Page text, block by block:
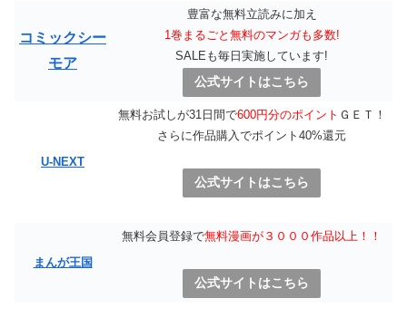
コミックシー
モア
豊富な無料立読みに加え
1巻まるごと無料のマンガも多数!
SALEも毎日実施しています!
公式サイトはこちら
U-NEXT
無料お試しが31日間で600円分のポイント ＧＥＴ！
さらに作品購入でポイント40%還元
公式サイトはこちら
まんが王国
無料会員登録で無料漫画が３０００作品以上！！
公式サイトはこちら